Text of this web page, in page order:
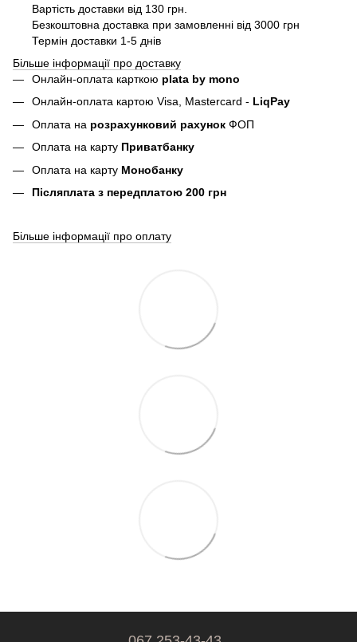
Вартість доставки від 130 грн.
Безкоштовна доставка при замовленні від 3000 грн
Термін доставки 1-5 днів
Більше інформації про доставку
Онлайн-оплата карткою plata by mono
Онлайн-оплата картою Visa, Mastercard - LiqPay
Оплата на розрахунковий рахунок ФОП
Оплата на карту Приватбанку
Оплата на карту Монобанку
Післяплата з передплатою 200 грн
Більше інформації про оплату